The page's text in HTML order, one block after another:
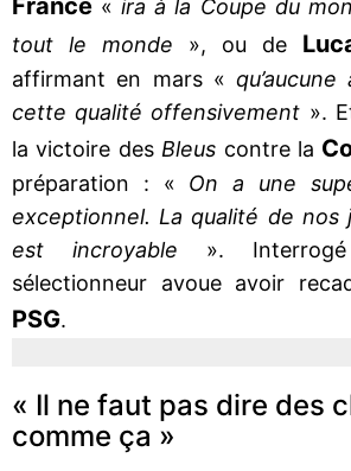
« ira à la Coupe du
tout le monde », ou de
affirmant en mars «
cette qualité offensivement ».
la victoire des Bleus contre la
préparation : « On a une
exceptionnel. La qualité de nos
est incroyable ».
sélectionneur avoue avoir
PSG.
« Il ne faut pas dire des
comme ça »